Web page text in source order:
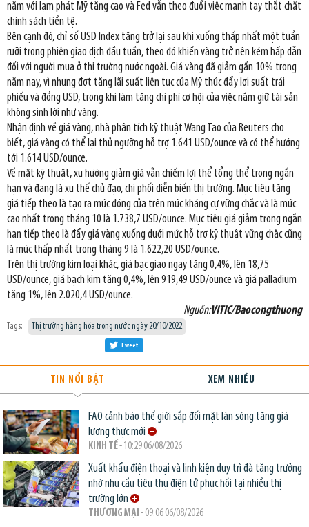
năm với lạm phát Mỹ tăng cao và Fed vẫn theo đuổi việc mạnh tay thắt chặt
chính sách tiền tệ.
Bên cạnh đó, chỉ số USD Index tăng trở lại sau khi xuống thấp nhất một tuần
rưỡi trong phiên giao dịch đầu tuần, theo đó khiến vàng trở nên kém hấp dẫn
đối với người mua ở thị trường nước ngoài. Giá vàng đã giảm gần 10% trong
năm nay, vì nhưng đợt tăng lãi suất liên tục của Mỹ thúc đẩy lợi suất trái
phiếu và đồng USD, trong khi làm tăng chi phí cơ hội của việc nắm giữ tài sản
không sinh lời như vàng.
Nhận định về giá vàng, nhà phân tích kỹ thuật Wang Tao của Reuters cho
biết, giá vàng có thể lại thử ngưỡng hỗ trợ 1.641 USD/ounce và có thể hướng
tới 1.614 USD/ounce.
Về mặt kỹ thuật, xu hướng giảm giá vẫn chiếm lợi thể tổng thể trong ngắn
hạn và đang là xu thế chủ đạo, chi phối diễn biến thị trường. Mục tiêu tăng
giá tiếp theo là tạo ra mức đóng cửa trên mức kháng cự vững chắc và là mức
cao nhất trong tháng 10 là 1.738,7 USD/ounce. Mục tiêu giá giảm trong ngắn
hạn tiếp theo là đẩy giá vàng xuống dưới mức hỗ trợ kỹ thuật vững chắc cũng
là mức thấp nhất trong tháng 9 là 1.622,20 USD/ounce.
Trên thị trường kim loại khác, giá bạc giao ngay tăng 0,4%, lên 18,75
USD/ounce, giá bạch kim tăng 0,4%, lên 919,49 USD/ounce và giá palladium
tăng 1%, lên 2.020,4 USD/ounce.
Nguồn:VITIC/Baocongthuong
Tags: Thị trường hàng hóa trong nước ngày 20/10/2022
Tweet
TIN NỔI BẬT XEM NHIỀU
FAO cảnh báo thế giới sắp đối mặt làn sóng tăng giá
lương thực mới
KINH TẾ- 10:29 06/08/2026
Xuất khẩu điện thoại và linh kiện duy trì đà tăng trưởng
nhờ nhu cầu tiêu thụ điện tử phục hồi tại nhiều thị
trường lớn
THƯƠNG MẠI - 09:06 06/08/2026